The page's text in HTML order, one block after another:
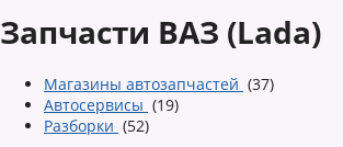
Запчасти ВАЗ (Lada)
Магазины автозапчастей (37)
Автосервисы (19)
Разборки (52)